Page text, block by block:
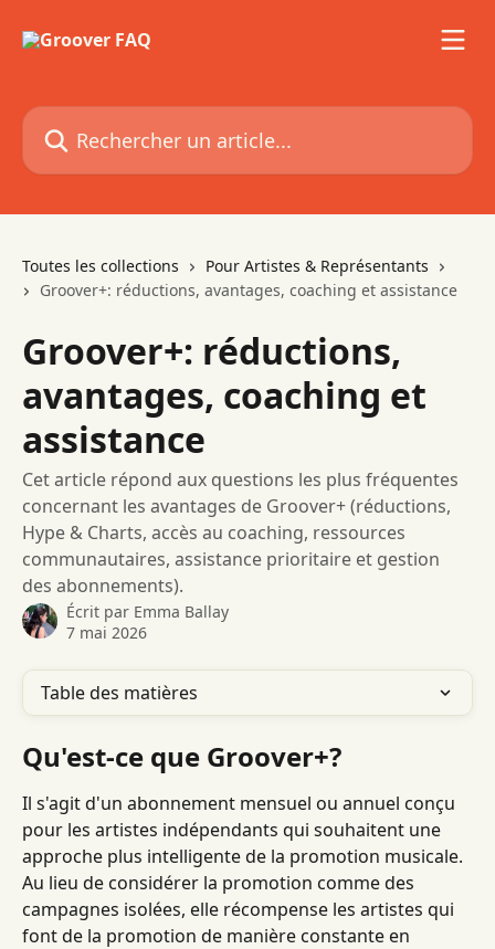
Rechercher un article...
Toutes les collections
Pour Artistes & Représentants
Groover+: réductions, avantages, coaching et assistance
Groover+: réductions,
avantages, coaching et
assistance
Cet article répond aux questions les plus fréquentes
concernant les avantages de Groover+ (réductions,
Hype & Charts, accès au coaching, ressources
communautaires, assistance prioritaire et gestion
des abonnements).
Écrit par Emma Ballay
7 mai 2026
Table des matières
Qu'est-ce que Groover+?
Il s'agit d'un abonnement mensuel ou annuel conçu
pour les artistes indépendants qui souhaitent une
approche plus intelligente de la promotion musicale.
Au lieu de considérer la promotion comme des
campagnes isolées, elle récompense les artistes qui
font de la promotion de manière constante en